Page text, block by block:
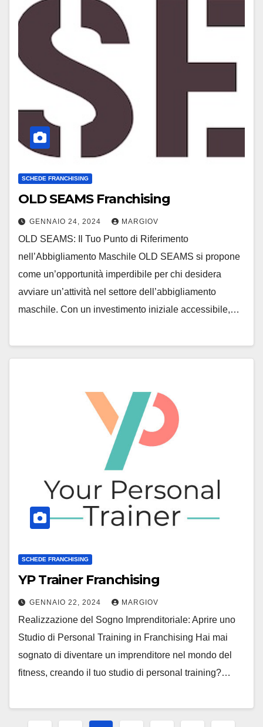
SCHEDE FRANCHISING
OLD SEAMS Franchising
GENNAIO 24, 2024 MARGIOV
OLD SEAMS: Il Tuo Punto di Riferimento
nell’Abbigliamento Maschile OLD SEAMS si propone
come un’opportunità imperdibile per chi desidera
avviare un’attività nel settore dell’abbigliamento
maschile. Con un investimento iniziale accessibile,…
SCHEDE FRANCHISING
YP Trainer Franchising
GENNAIO 22, 2024 MARGIOV
Realizzazione del Sogno Imprenditoriale: Aprire uno
Studio di Personal Training in Franchising Hai mai
sognato di diventare un imprenditore nel mondo del
fitness, creando il tuo studio di personal training?…